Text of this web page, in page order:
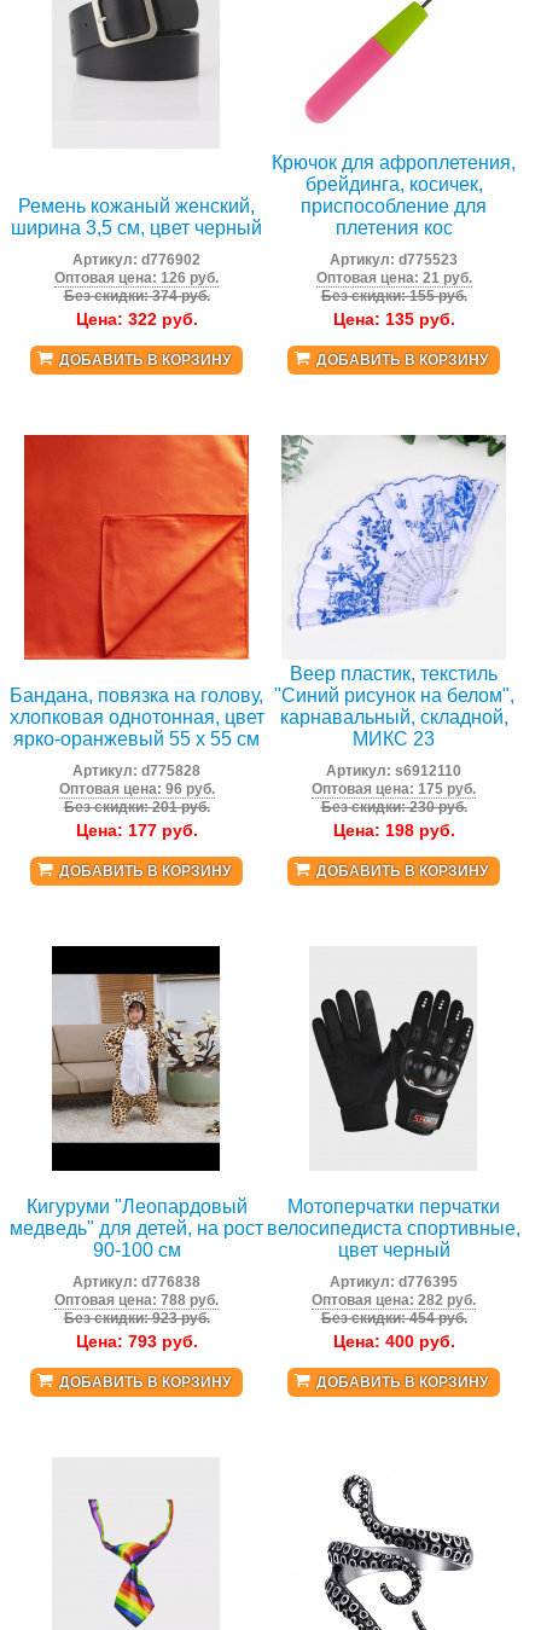
Ремень кожаный женский,
ширина 3,5 см, цвет черный
Артикул:d776902
Оптовая цена: 126 руб.
Без скидки: 374 руб.
Цена: 322руб.
ДОБАВИТЬ В КОРЗИНУ
Крючок для афроплетения,
брейдинга, косичек,
приспособление для
плетения кос
Артикул:d775523
Оптовая цена: 21 руб.
Без скидки: 155 руб.
Цена: 135руб.
ДОБАВИТЬ В КОРЗИНУ
Бандана, повязка на голову,
хлопковая однотонная, цвет
ярко-оранжевый 55 х 55 см
Артикул:d775828
Оптовая цена: 96 руб.
Без скидки: 201 руб.
Цена: 177руб.
ДОБАВИТЬ В КОРЗИНУ
Веер пластик, текстиль
"Синий рисунок на белом",
карнавальный, складной,
МИКС 23
Артикул:s6912110
Оптовая цена: 175 руб.
Без скидки: 230 руб.
Цена: 198руб.
ДОБАВИТЬ В КОРЗИНУ
Кигуруми "Леопардовый
медведь" для детей, на рост
90-100 см
Артикул:d776838
Оптовая цена: 788 руб.
Без скидки: 923 руб.
Цена: 793руб.
ДОБАВИТЬ В КОРЗИНУ
Мотоперчатки перчатки
велосипедиста спортивные,
цвет черный
Артикул:d776395
Оптовая цена: 282 руб.
Без скидки: 454 руб.
Цена: 400руб.
ДОБАВИТЬ В КОРЗИНУ